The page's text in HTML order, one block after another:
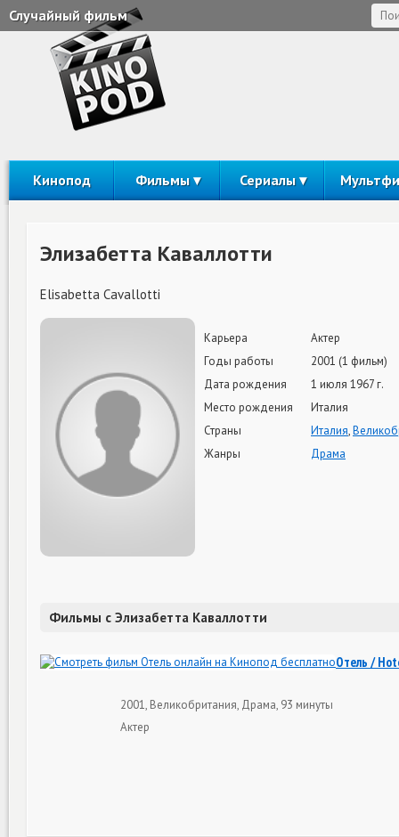
Случайный фильм
Кинопод Фильмы Сериалы
Элизабетта Каваллотти
Elisabetta Cavallotti
Карьера
Актер
Годы работы
2001 (1 фильм)
Дата рождения
1 июля 1967 г.
Место рождения
Италия
Страны
Италия,
Жанры
Драма
Фильмы с Элизабетта Каваллотти
Отель /
2001, Великобритания, Драма, 93 минуты
Актер